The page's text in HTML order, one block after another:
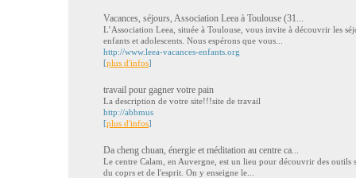
Vacances, séjours, Association Leea à Toulouse (31...
L’Association Leea, située à Toulouse, vous invite à découvrir les
enfants et adolescents. Nous espérons que vous...
http://www.leea-vacances-enfants.org
[plus d'infos]
travail pour gagner votre pain
La description de votre site!!!site de travail
http://abbmus
[plus d'infos]
Da cheng chuan, énergie et méditation au centre ca...
Le centre Calam, en Auvergne, est un lieu pour découvrir des outils
du coprs et de l'esprit. On y enseigne le...